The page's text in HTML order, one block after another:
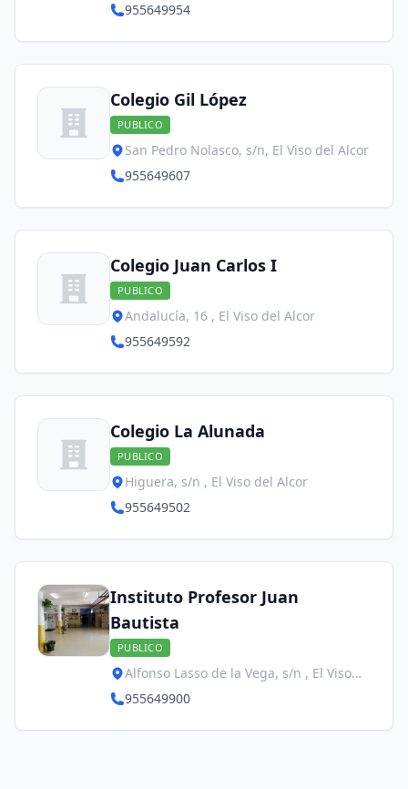
955649954
Colegio Gil López
PUBLICO
San Pedro Nolasco, s/n, El Viso del Alcor
955649607
Colegio Juan Carlos I
PUBLICO
Andalucía, 16 , El Viso del Alcor
955649592
Colegio La Alunada
PUBLICO
Higuera, s/n , El Viso del Alcor
955649502
Instituto Profesor Juan
Bautista
PUBLICO
Alfonso Lasso de la Vega, s/n , El Viso
del Alcor
955649900